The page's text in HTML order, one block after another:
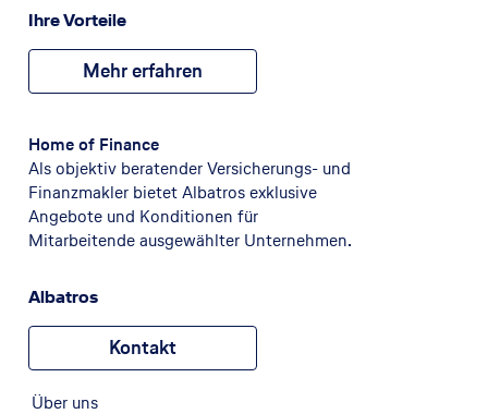
Ihre Vorteile
Mehr erfahren
Home of Finance
Als objektiv beratender Versicherungs- und
Finanzmakler bietet Albatros exklusive
Angebote und Konditionen für
Mitarbeitende ausgewählter Unternehmen.
Albatros
Kontakt
Über uns